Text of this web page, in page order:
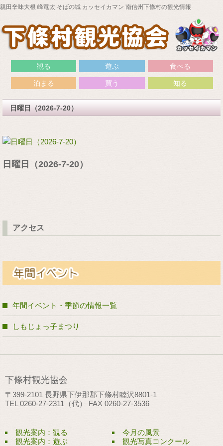
親田辛味大根 峰竜太 そばの城 カッセイカマン 南信州下條村の観光情報
観る 遊ぶ 食べる
泊まる 買う 知る
日曜日（2026-7-20）
日曜日（2026-7-20）
アクセス
年間イベント・季節の情報一覧
しもじょっ子まつり
下條村観光協会
〒399-2101 長野県下伊那郡下條村睦沢8801-1
TEL 0260-27-2311（代） FAX 0260-27-3536
観光案内：観る
観光案内：遊ぶ
今月の風景
観光写真コンクール